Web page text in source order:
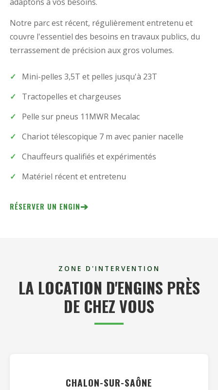
Notre parc est récent, régulièrement entretenu et
couvre l'essentiel des besoins en travaux publics, du
terrassement de précision aux gros volumes.
Mini-pelles 3,5T et pelles jusqu'à 23T
Tractopelles et chargeuses
Pelle sur pneus 11MWR Mecalac
Chariot télescopique 7 m avec panier nacelle
Chauffeurs qualifiés et expérimentés
Matériel récent et entretenu
RÉSERVER UN ENGIN➔
ZONE D'INTERVENTION
LA LOCATION D'ENGINS PRÈS
DE CHEZ VOUS
CHALON-SUR-SAÔNE